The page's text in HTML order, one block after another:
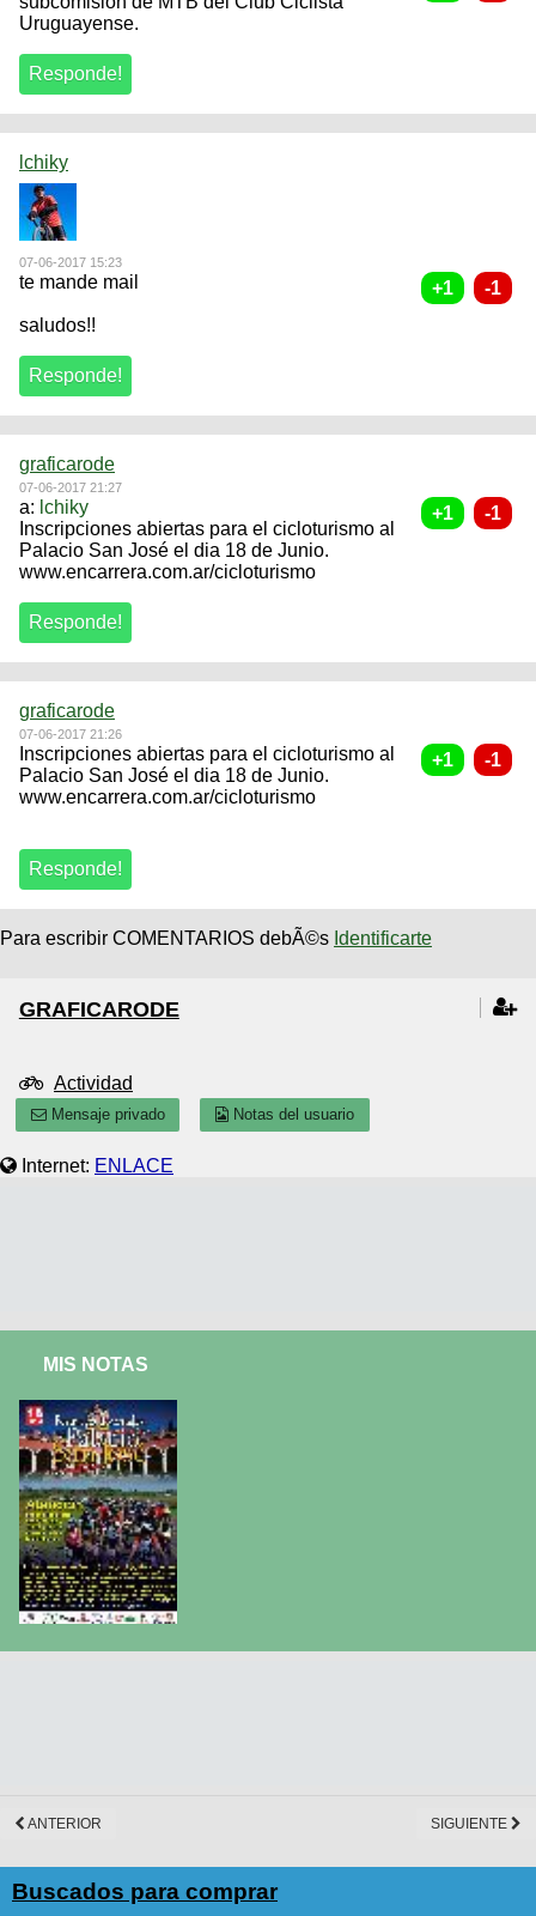
Uruguayense.
lchiky
07-06-2017 15:23
te mande mail
saludos!!
graficarode
07-06-2017 21:27
a: lchiky
Inscripciones abiertas para el cicloturismo al
Palacio San José el dia 18 de Junio.
www.encarrera.com.ar/cicloturismo
graficarode
07-06-2017 21:26
Inscripciones abiertas para el cicloturismo al
Palacio San José el dia 18 de Junio.
www.encarrera.com.ar/cicloturismo
Para escribir COMENTARIOS debÃ©s Identificarte
GRAFICARODE
Actividad
Mensaje privado Notas del usuario
Internet: ENLACE
MIS NOTAS
ANTERIOR SIGUIENTE
Buscados para comprar